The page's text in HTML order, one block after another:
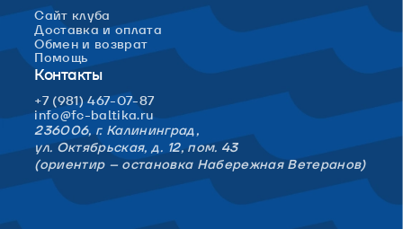
Сайт клуба
Доставка и оплата
Обмен и возврат
Помощь
Контакты
+7 (981) 467-07-87
info@fc-baltika.ru
236006, г. Калининград,
ул. Октябрьская, д. 12, пом. 43
(ориентир – остановка Набережная Ветеранов)